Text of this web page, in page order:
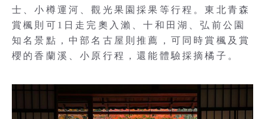
士、小樽運河、觀光果園採果等行程。東北青森
賞楓則可1日走完奧入瀨、十和田湖、弘前公園
知名景點，中部名古屋則推薦，可同時賞楓及賞
櫻的香蘭溪、小原行程，還能體驗採摘橘子。